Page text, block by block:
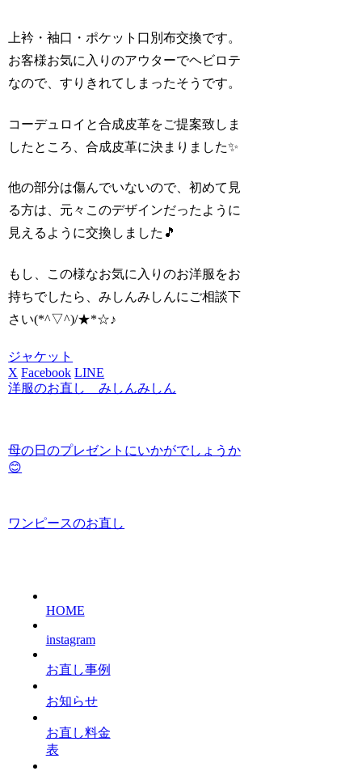
上衿・袖口・ポケット口別布交換です。
お客様お気に入りのアウターでヘビロテ
なので、すりきれてしまったそうです。
コーデュロイと合成皮革をご提案致しま
したところ、合成皮革に決まりました✨
他の部分は傷んでいないので、初めて見
る方は、元々このデザインだったように
見えるように交換しました🎵
もし、この様なお気に入りのお洋服をお
持ちでしたら、みしんみしんにご相談下
さい(*^▽^)/★*☆♪
ジャケット
X Facebook LINE
洋服のお直し みしんみしん
母の日のプレゼントにいかがでしょうか
😊
ワンピースのお直し
HOME
instagram
お直し事例
お知らせ
お直し料金
表